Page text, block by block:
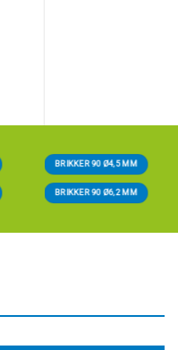
BRIKKER 90 Ø4,5 MM
BRIKKER 90 Ø6,2 MM